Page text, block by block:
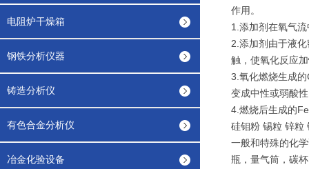
电阻炉干燥箱
钢铁分析仪器
铸造分析仪
有色合金分析仪
冶金化验设备
作用。
1.添加剂在氧气
2.添加剂由于液
触，使氧化反应
3.氧化燃烧生成
变成中性或弱酸
4.燃烧后生成的
硅钼粉 锡粒 锌粒
一般和特殊的化
瓶，量气筒，碳